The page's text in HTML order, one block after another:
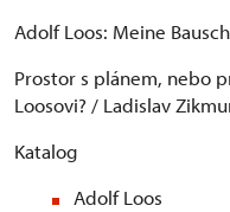
Adolf Loos: Meine
Prostor s plánem, nebo
Loosovi? / Ladislav
Katalog
Adolf Loos